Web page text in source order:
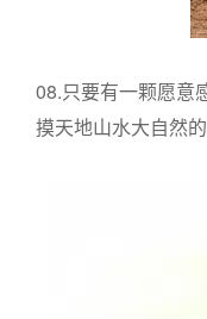
08.只要有一颗愿意
摸天地山水大自然的